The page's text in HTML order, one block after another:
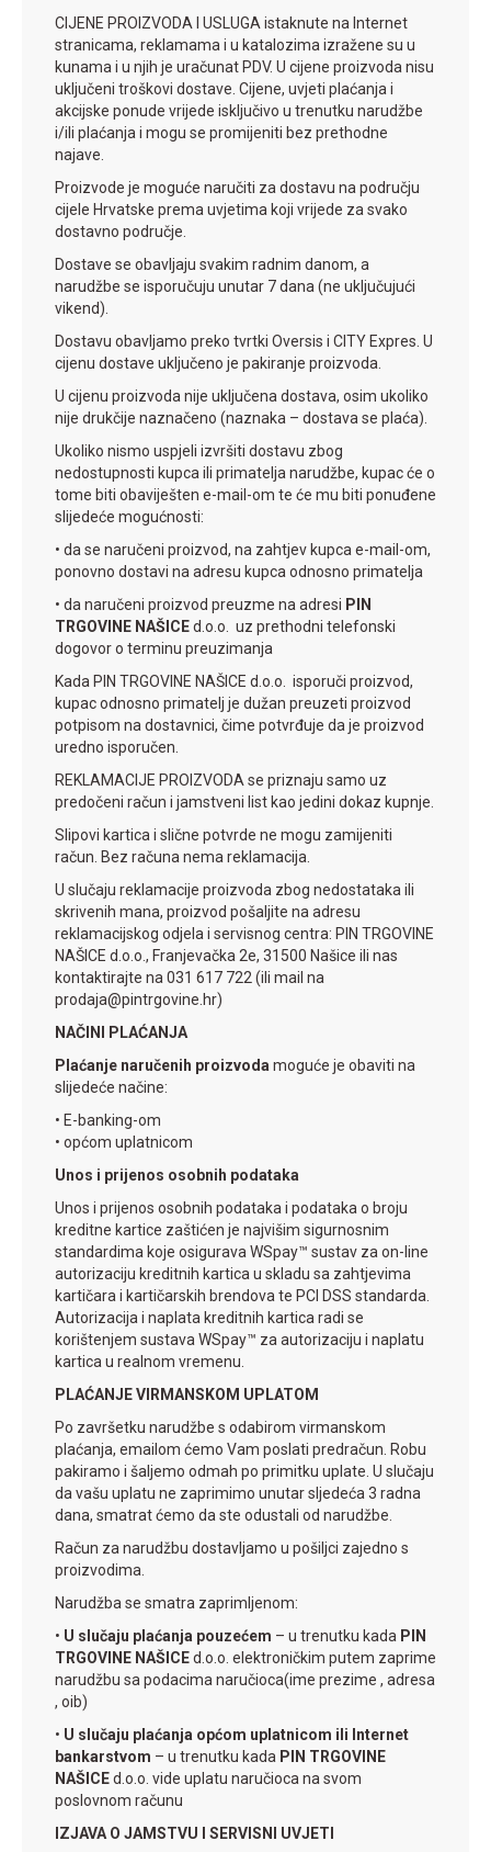
CIJENE PROIZVODA I USLUGA istaknute na Internet
stranicama, reklamama i u katalozima izražene su u
kunama i u njih je uračunat PDV. U cijene proizvoda nisu
uključeni troškovi dostave. Cijene, uvjeti plaćanja i
akcijske ponude vrijede isključivo u trenutku narudžbe
i/ili plaćanja i mogu se promijeniti bez prethodne
najave.
Proizvode je moguće naručiti za dostavu na području
cijele Hrvatske prema uvjetima koji vrijede za svako
dostavno područje.
Dostave se obavljaju svakim radnim danom, a
narudžbe se isporučuju unutar 7 dana (ne uključujući
vikend).
Dostavu obavljamo preko tvrtki Oversis i CITY Expres. U
cijenu dostave uključeno je pakiranje proizvoda.
U cijenu proizvoda nije uključena dostava, osim ukoliko
nije drukčije naznačeno (naznaka – dostava se plaća).
Ukoliko nismo uspjeli izvršiti dostavu zbog
nedostupnosti kupca ili primatelja narudžbe, kupac će o
tome biti obaviješten e-mail-om te će mu biti ponuđene
slijedeće mogućnosti:
• da se naručeni proizvod, na zahtjev kupca e-mail-om,
ponovno dostavi na adresu kupca odnosno primatelja
• da naručeni proizvod preuzme na adresi PIN
TRGOVINE NAŠICEd.o.o. uz prethodni telefonski
dogovor o terminu preuzimanja
Kada PIN TRGOVINE NAŠICE d.o.o. isporuči proizvod,
kupac odnosno primatelj je dužan preuzeti proizvod
potpisom na dostavnici, čime potvrđuje da je proizvod
uredno isporučen.
REKLAMACIJE PROIZVODA se priznaju samo uz
predočeni račun i jamstveni list kao jedini dokaz kupnje.
Slipovi kartica i slične potvrde ne mogu zamijeniti
račun. Bez računa nema reklamacija.
U slučaju reklamacije proizvoda zbog nedostataka ili
skrivenih mana, proizvod pošaljite na adresu
reklamacijskog odjela i servisnog centra: PIN TRGOVINE
NAŠICE d.o.o., Franjevačka 2e, 31500 Našice ili nas
kontaktirajte na 031 617 722 (ili mail na
prodaja@pintrgovine.hr)
NAČINI PLAĆANJA
Plaćanje naručenih proizvoda moguće je obaviti na
slijedeće načine:
• E-banking-om
• općom uplatnicom
Unos i prijenos osobnih podataka
Unos i prijenos osobnih podataka i podataka o broju
kreditne kartice zaštićen je najvišim sigurnosnim
standardima koje osigurava WSpay™ sustav za on-line
autorizaciju kreditnih kartica u skladu sa zahtjevima
kartičara i kartičarskih brendova te PCI DSS standarda.
Autorizacija i naplata kreditnih kartica radi se
korištenjem sustava WSpay™ za autorizaciju i naplatu
kartica u realnom vremenu.
PLAĆANJE VIRMANSKOM UPLATOM
Po završetku narudžbe s odabirom virmanskom
plaćanja, emailom ćemo Vam poslati predračun. Robu
pakiramo i šaljemo odmah po primitku uplate. U slučaju
da vašu uplatu ne zaprimimo unutar sljedeća 3 radna
dana, smatrat ćemo da ste odustali od narudžbe.
Račun za narudžbu dostavljamo u pošiljci zajedno s
proizvodima.
Narudžba se smatra zaprimljenom:
• U slučaju plaćanja pouzećem – u trenutku kada PIN
TRGOVINE NAŠICEd.o.o. elektroničkim putem zaprime
narudžbu sa podacima naručioca(ime prezime , adresa
, oib)
• U slučaju plaćanja općom uplatnicom ili Internet
bankarstvom – u trenutku kada PIN TRGOVINE
NAŠICEd.o.o. vide uplatu naručioca na svom
poslovnom računu
IZJAVA O JAMSTVU I SERVISNI UVJETI